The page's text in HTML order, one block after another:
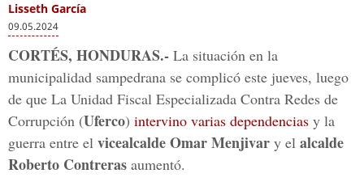
Lisseth García
09.05.2024
CORTÉS, HONDURAS.- La situación en la
municipalidad sampedrana se complicó este jueves, luego
de que La Unidad Fiscal Especializada Contra Redes de
Corrupción (Uferco) intervino varias dependencias y la
guerra entre el vicealcalde Omar Menjivar y el alcalde
Roberto Contreras aumentó.